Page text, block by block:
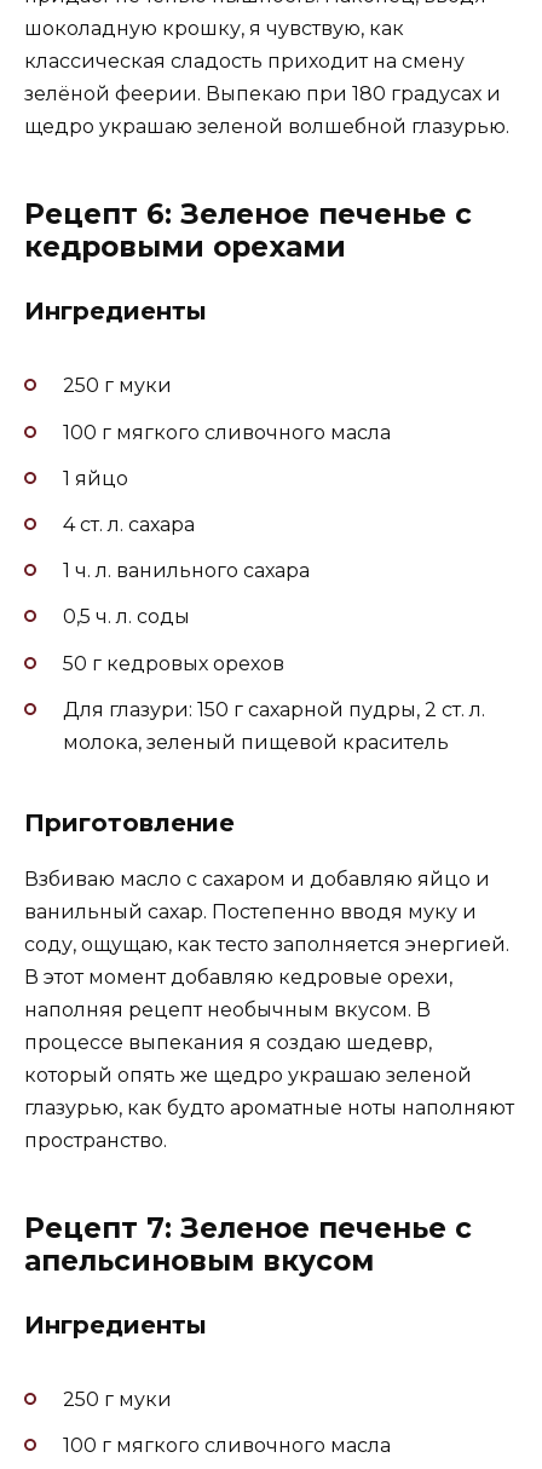
шоколадную крошку, я чувствую, как
классическая сладость приходит на смену
зелёной феерии. Выпекаю при 180 градусах и
щедро украшаю зеленой волшебной глазурью.
Рецепт 6: Зеленое печенье с
кедровыми орехами
Ингредиенты
250 г муки
100 г мягкого сливочного масла
1 яйцо
4 ст. л. сахара
1 ч. л. ванильного сахара
0,5 ч. л. соды
50 г кедровых орехов
Для глазури: 150 г сахарной пудры, 2 ст. л.
молока, зеленый пищевой краситель
Приготовление
Взбиваю масло с сахаром и добавляю яйцо и
ванильный сахар. Постепенно вводя муку и
соду, ощущаю, как тесто заполняется энергией.
В этот момент добавляю кедровые орехи,
наполняя рецепт необычным вкусом. В
процессе выпекания я создаю шедевр,
который опять же щедро украшаю зеленой
глазурью, как будто ароматные ноты наполняют
пространство.
Рецепт 7: Зеленое печенье с
апельсиновым вкусом
Ингредиенты
250 г муки
100 г мягкого сливочного масла